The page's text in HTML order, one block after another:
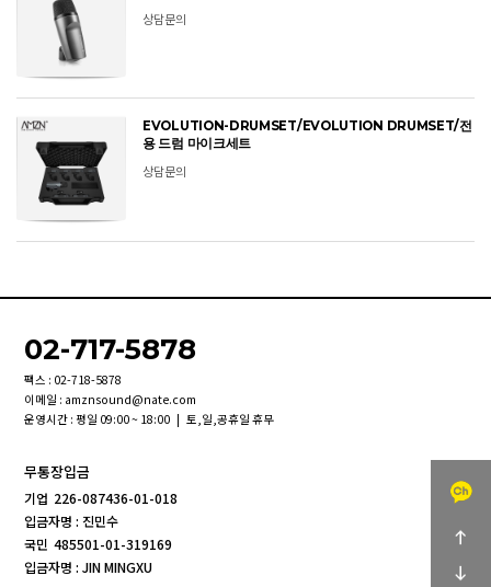
상담문의
EVOLUTION-DRUMSET/EVOLUTION DRUMSET/전
용 드럼 마이크세트
상담문의
02-717-5878
팩스 : 02-718-5878
이메일 : amznsound@nate.com
운영시간 : 평일 09:00 ~ 18:00 | 토,일,공휴일 휴무
무통장입금
기업 226-087436-01-018
입금자명 : 진민수
국민 485501-01-319169
입금자명 : JIN MINGXU